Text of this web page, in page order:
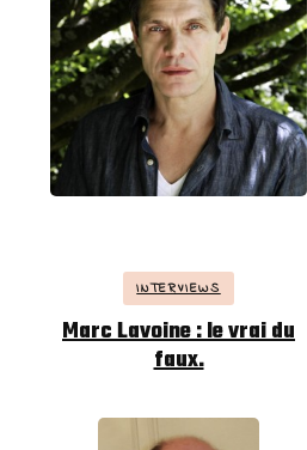
INTERVIEWS
Marc Lavoine : le vrai du
faux.